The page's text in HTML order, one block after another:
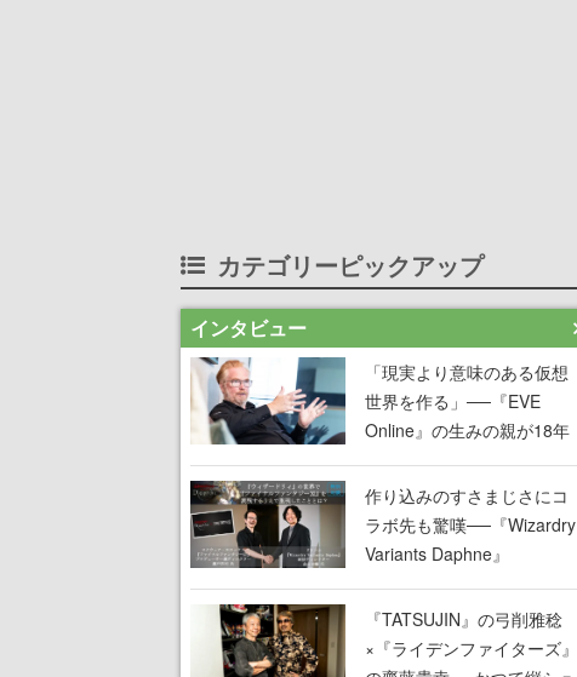
カテゴリーピックアップ
インタビュー
「現実より意味のある仮想
世界を作る」──『EVE
Online』の生みの親が18年
掲げ続ける”クレイジーな宣
言”は、比喩ではなく本気だ
った
作り込みのすさまじさにコ
ラボ先も驚嘆──『Wizardry
Variants Daphne』
×『FFXI』コラボが期間限
定なのにジョブもキャラも
武器も戦闘システムもワン
オフで作り込まれた理由を
『TATSUJIN』の弓削雅稔
×『ライデンファイターズ』